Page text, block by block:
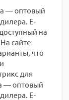
— оптовый
E-
на
сайте
что
для
— оптовый
E-